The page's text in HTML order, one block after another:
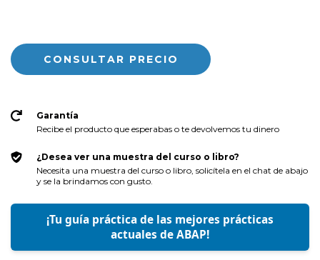
Garantía
Recibe el producto que esperabas o te devolvemos tu dinero
¿Desea ver una muestra del curso o libro?
Necesita una muestra del curso o libro, solicítela en el chat de abajo
y se la brindamos con gusto.
¡Tu guía práctica de las mejores prácticas
actuales de ABAP!